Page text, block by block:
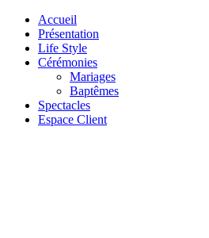
Accueil
Présentation
Life Style
Cérémonies
Mariages
Baptêmes
Spectacles
Espace Client